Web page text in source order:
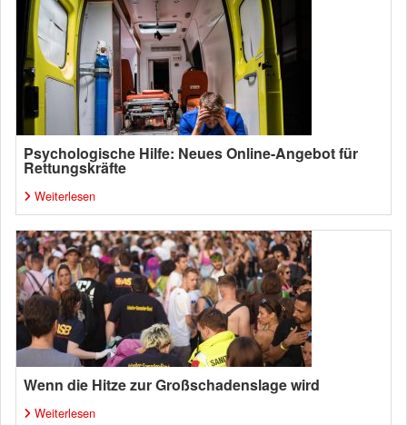
Psychologische Hilfe: Neues Online-Angebot für
Rettungskräfte
Weiterlesen
Wenn die Hitze zur Großschadenslage wird
Weiterlesen